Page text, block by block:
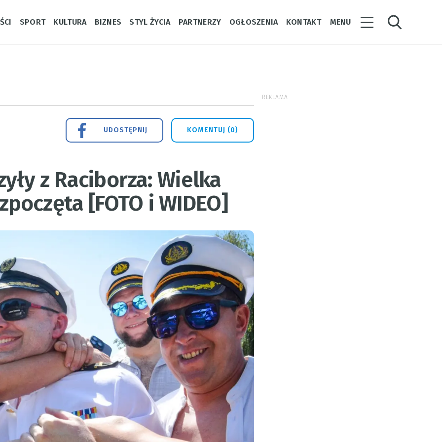
SPORT KULTURA BIZNES STYL ŻYCIA PARTNERZY OGŁOSZENIA KONTAKT MENU
KOMENTUJ (0)
UDOSTĘPNIJ
z Raciborza: Wielka
[FOTO i WIDEO]
REKLAMA